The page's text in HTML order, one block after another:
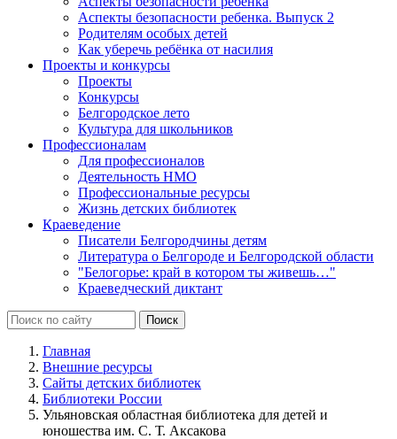
Аспекты безопасности ребенка. Выпуск 2
Родителям особых детей
Как уберечь ребёнка от насилия
Проекты и конкурсы
Проекты
Конкурсы
Белгородское лето
Культура для школьников
Профессионалам
Для профессионалов
Деятельность НМО
Профессиональные ресурсы
Жизнь детских библиотек
Краеведение
Писатели Белгородчины детям
Литература о Белгороде и Белгородской области
"Белогорье: край в котором ты живешь…"
Краеведческий диктант
Главная
Внешние ресурсы
Сайты детских библиотек
Библиотеки России
Ульяновская областная библиотека для детей и
юношества им. С. Т. Аксакова